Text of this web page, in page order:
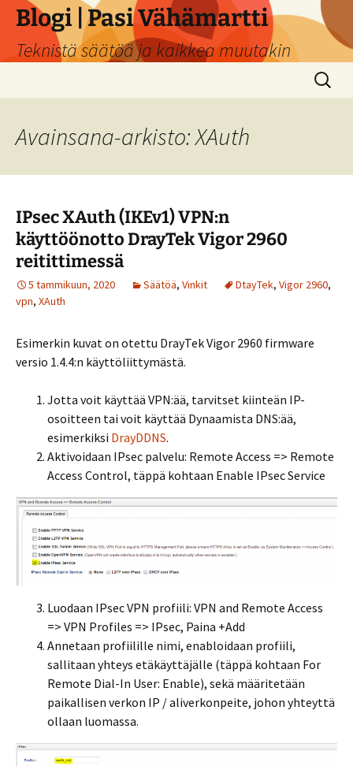
Siirry
sisältöön
Blogi | Pasi Vähämartti
Teknistä säätöä ja kaikkea muutakin
Haku:
Avainsana-arkisto: XAuth
IPsec XAuth (IKEv1) VPN:n
käyttöönotto DrayTek Vigor 2960
reitittimessä
5 tammikuun, 2020 Säätöä, Vinkit DtayTek, Vigor 2960,
vpn, XAuth
Esimerkin kuvat on otettu DrayTek Vigor 2960 firmware
versio 1.4.4:n käyttöliittymästä.
Jotta voit käyttää VPN:ää, tarvitset kiinteän IP-
osoitteen tai voit käyttää Dynaamista DNS:ää,
esimerkiksi DrayDDNS.
Aktivoidaan IPsec palvelu: Remote Access => Remote
Access Control, täppä kohtaan Enable IPsec Service
Luodaan IPsec VPN profiili: VPN and Remote Access
=> VPN Profiles => IPsec, Paina +Add
Annetaan profiilille nimi, enabloidaan profiili,
sallitaan yhteys etäkäyttäjälle (täppä kohtaan For
Remote Dial-In User: Enable), sekä määritetään
paikallisen verkon IP / aliverkonpeite, johon yhteyttä
ollaan luomassa.